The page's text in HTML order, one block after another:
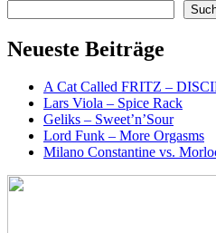
Neueste Beiträge
A Cat Called FRITZ –
Lars Viola – Spice Rack
Geliks – Sweet’n’Sour
Lord Funk – More Orgasms
Milano Constantine vs.